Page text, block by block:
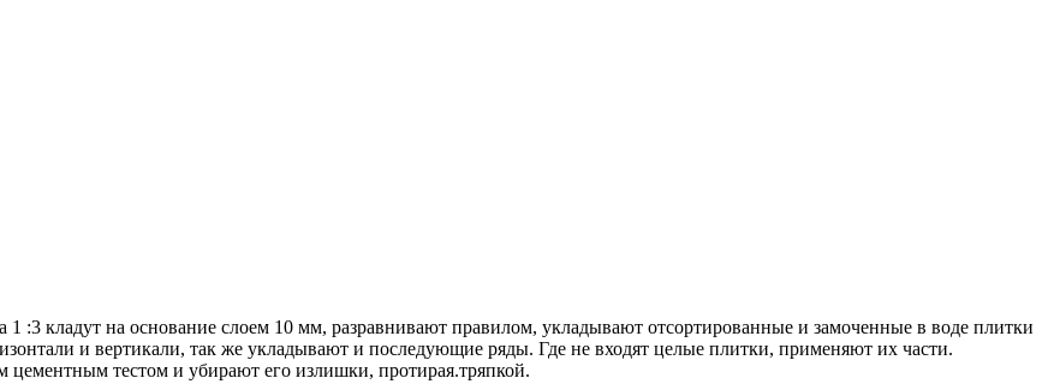
:3 кладут на основание слоем 10 мм, разравнивают правилом, укладывают отсортированные и замоченные в воде плитки
и вертикали, так же укладывают и последующие ряды. Где не входят целые плитки, применяют их части.
тестом и убирают его излишки, протирая.тряпкой.